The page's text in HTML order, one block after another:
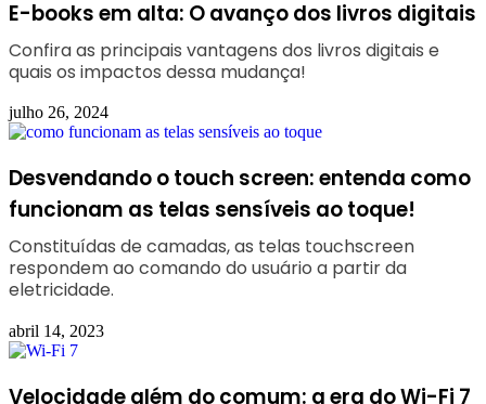
E-books em alta: O avanço dos livros digitais
Confira as principais vantagens dos livros digitais e
quais os impactos dessa mudança!
julho 26, 2024
Desvendando o touch screen: entenda como
funcionam as telas sensíveis ao toque!
Constituídas de camadas, as telas touchscreen
respondem ao comando do usuário a partir da
eletricidade.
abril 14, 2023
Velocidade além do comum: a era do Wi-Fi 7